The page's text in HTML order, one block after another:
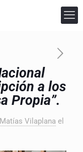
a los
Propia”.
Vilaplana el